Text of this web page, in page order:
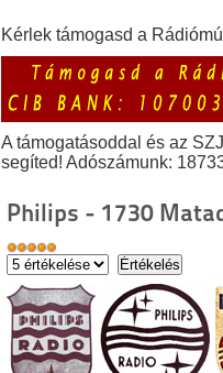
Kérlek támogasd a
A támogatásoddal és az
segíted! Adószámunk:
Philips - 1730